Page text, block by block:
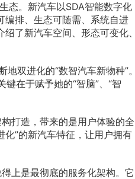
态。新汽车以SDA智能数字化
编排、生态可随需、系统自进
了新汽车空间、形态可变化、
双进化的“数智汽车新物种”。
在于赋予她的“智脑”、“智
打造，带来的是用户体验的全
”的新汽车特征，让用户拥有
上是最彻底的服务化架构。它